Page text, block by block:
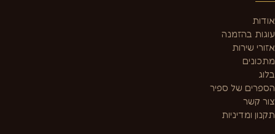
אודות
עוגות בהזמנה
אזורי שירות
מתכונים
בלוג
הספרים של ספיר
צור קשר
תקנון ומדיניות